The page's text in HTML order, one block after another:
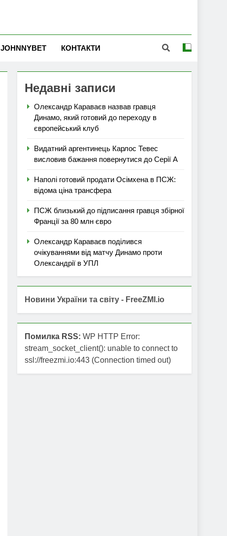
JOHNNYBET КОНТАКТИ
Недавні записи
Олександр Караваєв назвав гравця
Динамо, який готовий до переходу в
європейський клуб
Видатний аргентинець Карлос Тевес
висловив бажання повернутися до Серії А
Наполі готовий продати Осімхена в ПСЖ:
відома ціна трансфера
ПСЖ близький до підписання гравця збірної
Франції за 80 млн євро
Олександр Караваєв поділився
очікуваннями від матчу Динамо проти
Олександрії в УПЛ
Новини України та світу - FreeZMI.io
Помилка RSS: WP HTTP Error:
stream_socket_client(): unable to connect to
ssl://freezmi.io:443 (Connection timed out)